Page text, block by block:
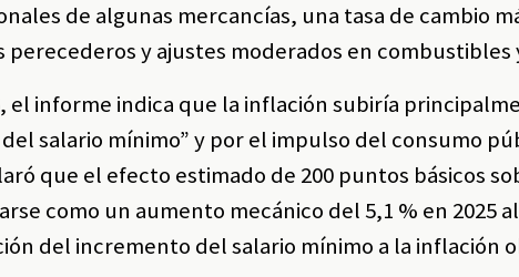
de algunas mercancías, una tasa de cambio
perecederos y ajustes moderados en
el informe indica que la inflación subiría
salario mínimo” y por el impulso del consumo
que el efecto estimado de 200 puntos básicos
como un aumento mecánico del 5,1 % en 2025
del incremento del salario mínimo a la inflación